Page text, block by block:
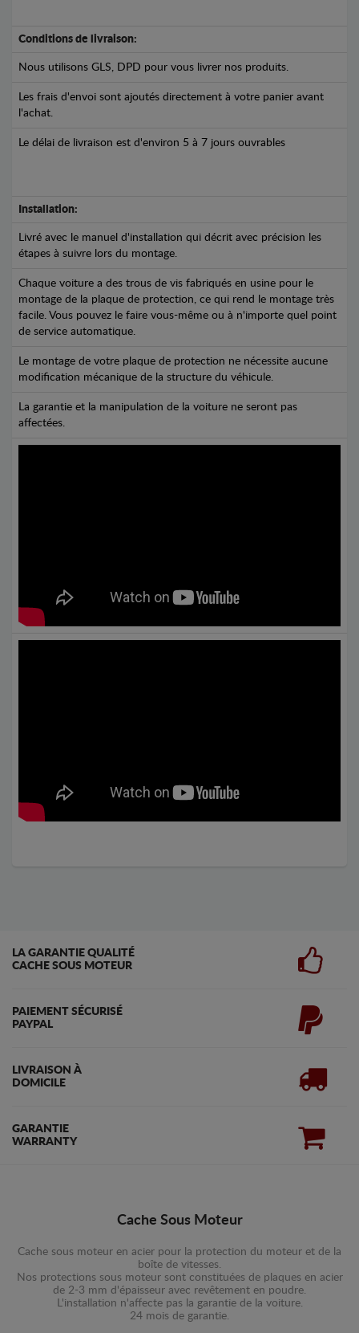
Conditions de livraison:
Nous utilisons GLS, DPD pour vous livrer nos produits.
Les frais d'envoi sont ajoutés directement à votre panier avant
l'achat.
Le délai de livraison est d'environ 5 à 7 jours ouvrables
Installation:
Livré avec le manuel d'installation qui décrit avec précision les
étapes à suivre lors du montage.
Chaque voiture a des trous de vis fabriqués en usine pour le
montage de la plaque de protection, ce qui rend le montage très
facile. Vous pouvez le faire vous-même ou à n'importe quel point
de service automatique.
Le montage de votre plaque de protection ne nécessite aucune
modification mécanique de la structure du véhicule.
La garantie et la manipulation de la voiture ne seront pas
affectées.
LA GARANTIE QUALITÉ
CACHE SOUS MOTEUR
PAIEMENT SÉCURISÉ
PAYPAL
LIVRAISON À
DOMICILE
GARANTIE
WARRANTY
Cache Sous Moteur
Cache sous moteur en acier pour la protection du moteur et de la
boîte de vitesses.
Nos protections sous moteur sont constituées de plaques en acier
de 2-3 mm d'épaisseur avec revêtement en poudre.
L'installation n'affecte pas la garantie de la voiture.
24 mois de garantie.